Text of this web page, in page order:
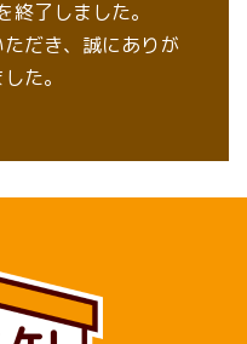
終了しました。
だき、誠にありが
た。